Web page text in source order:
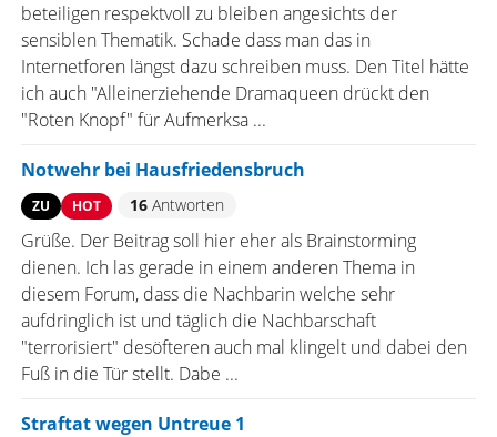
beteiligen respektvoll zu bleiben angesichts der
sensiblen Thematik. Schade dass man das in
Internetforen längst dazu schreiben muss. Den Titel hätte
ich auch "Alleinerziehende Dramaqueen drückt den
"Roten Knopf" für Aufmerksa ...
Notwehr bei Hausfriedensbruch
ZU HOT 16Antworten
Grüße. Der Beitrag soll hier eher als Brainstorming
dienen. Ich las gerade in einem anderen Thema in
diesem Forum, dass die Nachbarin welche sehr
aufdringlich ist und täglich die Nachbarschaft
"terrorisiert" desöfteren auch mal klingelt und dabei den
Fuß in die Tür stellt. Dabe ...
Straftat wegen Untreue 1